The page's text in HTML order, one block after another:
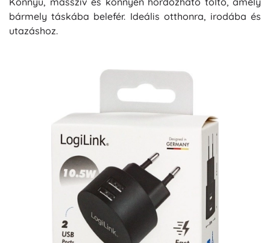
bármely táskába belefér. Ideális otthonra, irodába és
utazáshoz.